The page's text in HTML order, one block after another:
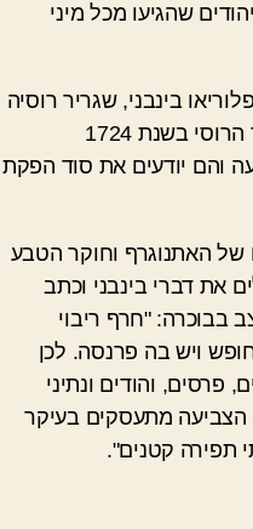
שהגיעו מכל מיני
בינבני, שגריר רוסיה
בבוכרה, שכתב בדין וחשבון לצאר הרוסי בשנת 1724
והם יודעים את סוד הפקת
האתנוגרף וחוקר הטבע
את דברי בינבני וכתב
בבוכרה: "חרף ריבוי
ויש בה פרנסה. לכן
פרסים, והודים ונתיני
מתעסקים בעיקר
תפירה קטנים".